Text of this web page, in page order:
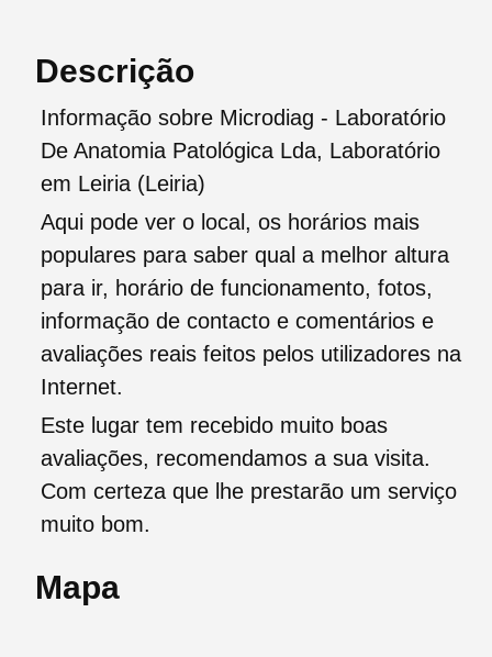
Descrição
Informação sobre Microdiag - Laboratório
De Anatomia Patológica Lda, Laboratório
em Leiria (Leiria)
Aqui pode ver o local, os horários mais
populares para saber qual a melhor altura
para ir, horário de funcionamento, fotos,
informação de contacto e comentários e
avaliações reais feitos pelos utilizadores na
Internet.
Este lugar tem recebido muito boas
avaliações, recomendamos a sua visita.
Com certeza que lhe prestarão um serviço
muito bom.
Mapa